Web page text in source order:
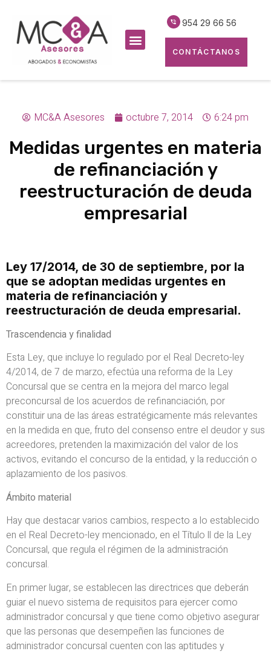
954 29 66 56
CONTÁCTANOS
MC&A Asesores octubre 7, 2014 6:24 pm
Medidas urgentes en materia
de refinanciación y
reestructuración de deuda
empresarial
Ley 17/2014, de 30 de septiembre, por la
que se adoptan medidas urgentes en
materia de refinanciación y
reestructuración de deuda empresarial.
Trascendencia y finalidad
Esta Ley, que incluye lo regulado por el Real Decreto-ley
4/2014, de 7 de marzo, efectúa una reforma de la Ley
Concursal que se centra en la mejora del marco legal
preconcursal de los acuerdos de refinanciación, por
constituir una de las áreas estratégicamente más relevantes
en la medida en que, fruto del consenso entre el deudor y sus
acreedores, pretenden la maximización del valor de los
activos, evitando el concurso de la entidad, y la reducción o
aplazamiento de los pasivos.
Ámbito material
Hay que destacar varios cambios, respecto a lo establecido
en el Real Decreto-ley mencionado, en el Título ll de la Ley
Concursal, que regula el régimen de la administración
concursal.
En primer lugar, se establecen las directrices que deberán
guiar el nuevo sistema de requisitos para ejercer como
administrador concursal y que tiene como objetivo asegurar
que las personas que desempeñen las funciones de
administrador concursal cuenten con las aptitudes y